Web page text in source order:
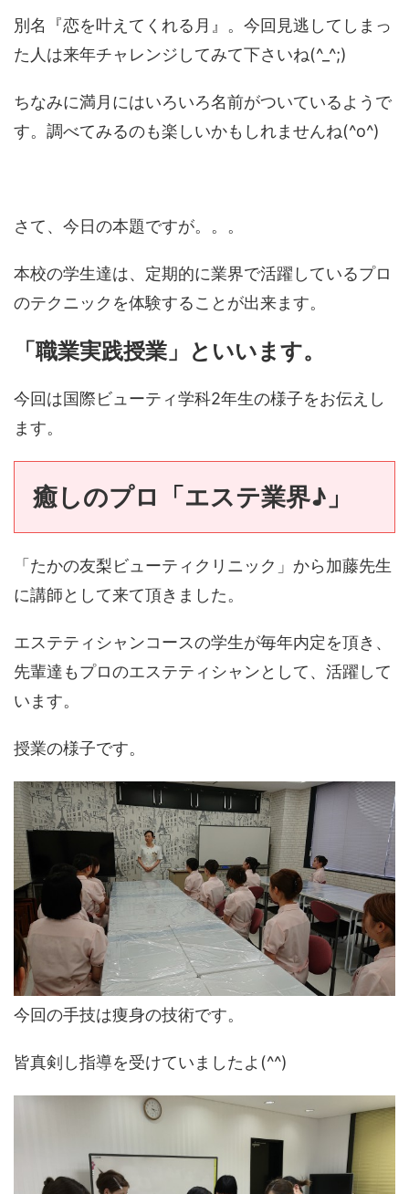
別名『恋を叶えてくれる月』。今回見逃してしまっ
た人は来年チャレンジしてみて下さいね(^_^;)
ちなみに満月にはいろいろ名前がついているようで
す。調べてみるのも楽しいかもしれませんね(^o^)
さて、今日の本題ですが。。。
本校の学生達は、定期的に業界で活躍しているプロ
のテクニックを体験することが出来ます。
「職業実践授業」といいます。
今回は国際ビューティ学科2年生の様子をお伝えし
ます。
癒しのプロ「エステ業界♪」
「たかの友梨ビューティクリニック」から加藤先生
に講師として来て頂きました。
エステティシャンコースの学生が毎年内定を頂き、
先輩達もプロのエステティシャンとして、活躍して
います。
授業の様子です。
今回の手技は痩身の技術です。
皆真剣し指導を受けていましたよ(^^)